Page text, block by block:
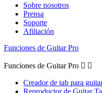
Sobre nosotros
Prensa
Soporte
Afiliación
Funciones de Guitar Pro
Funciones de Guitar Pro  
Creador de tab para
Reproductor de Guitar